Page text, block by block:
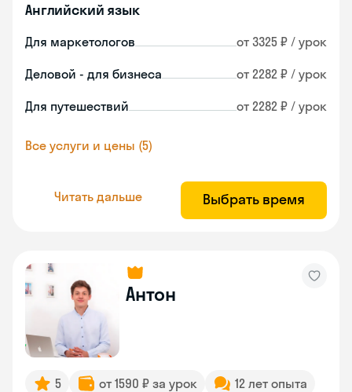
Английский язык
Для маркетологов от 3325 ₽ / урок
Деловой - для бизнеса от 2282 ₽ / урок
Для путешествий от 2282 ₽ / урок
Все услуги и цены (5)
Читать дальше Выбрать время
Антон
5 от 1590 ₽ за урок 12 лет опыта